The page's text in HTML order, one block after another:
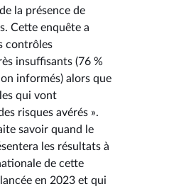
la présence de
Cette enquête a
contrôles
insuffisants (76 %
informés) alors que
qui vont
risques avérés ».
savoir quand le
les résultats à
de cette
en 2023 et qui